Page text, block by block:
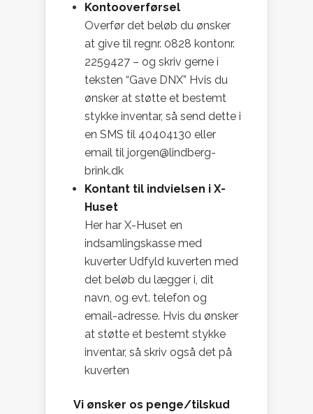
Kontooverførsel
Overfør det beløb du ønsker
at give til regnr. 0828 kontonr.
2259427 – og skriv gerne i
teksten “Gave DNX” Hvis du
ønsker at støtte et bestemt
stykke inventar, så send dette i
en SMS til 40404130 eller
email til jorgen@lindberg-
brink.dk
Kontant til indvielsen i X-
Huset
Her har X-Huset en
indsamlingskasse med
kuverter Udfyld kuverten med
det beløb du lægger i, dit
navn, og evt. telefon og
email-adresse. Hvis du ønsker
at støtte et bestemt stykke
inventar, så skriv også det på
kuverten
Vi ønsker os penge/tilskud